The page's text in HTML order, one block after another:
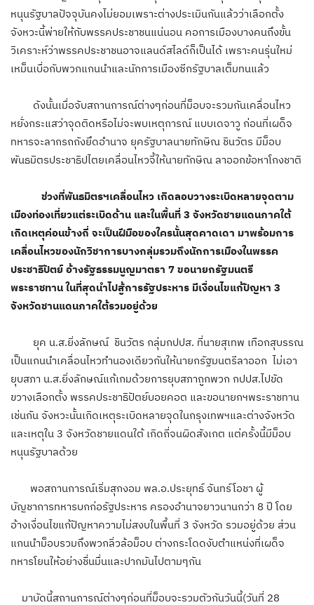
หนุนรัฐบาลปัจจุบันคงไม่ยอมเพราะต่างประเมินกันแล้วว่าเลือกตั้ง
จังหวะนี้พ่ายให้กับพรรคประชาชนแน่นอน คอการเมืองบางคนถึงขั้น
วิเคราะห์ว่าพรรคประชาชนอาจแลนด์สไลด์ก็เป็นได้ เพราะคนรุ่นใหม่
เหม็นเบื่อกับพวกแกนนำและนักการเมืองซีกรัฐบาลเต็มทนแล้ว
ดังนั้นเมื่อจับสถานการณ์ต่างๆก่อนที่ม็อบจะรวมกันเคลื่อนไหว
หยั่งกระแสว่าจุดติดหรือไม่จะพบเหตุการณ์ แบบเดจาวู ก่อนที่เผด็จ
ทหารจะลากรถถังยึดอำนาจ ยุครัฐบาลนายทักษิณ ชินวัตร มีม็อบ
พันธมิตรประชาธิปไตยเคลื่อนไหวจี้ให้นายทักษิณ ลาออกข้อหาโกงชาติ
ช่วงที่พันธมิตรฯเคลื่อนไหว เกิดลอบวางระเบิดหลายจุดตาม
เมืองท่องเที่ยวแต่ระเบิดด้าน และในพื้นที่ 3 จังหวัดชายแดนภาคใต้
เกิดเหตุค่อนข้างถี่ จะเป็นฝีมือของใครนั้นสุดคาดเดา มาพร้อมการ
เคลื่อนไหวของนักวิชาการบางกลุ่มรวมถึงนักการเมืองในพรรค
ประชาธิปัตย์ อ้างรัฐธรรมนูญมาตรา 7 ขอนายกรัฐมนตรี
พระราชทาน ในที่สุดนำไปสู้การรัฐประหาร มีเงื่อนไขแก้ปัญหา 3
จังหวัดชานแดนภาคใต้รวมอยู่ด้วย
ยุค น.ส.ยิ่งลักษณ์ ชินวัตร กลุ่มกปปส. ที่นายสุเทพ เทือกสุบรรณ
เป็นแกนนำเคลื่อนไหวทำนองเดียวกันให้นายกรัฐมนตรีลาออก ไม่เอา
ยุบสภา น.ส.ยิ่งลักษณ์แก้เกมด้วยการยุบสภาถูกพวก กปปส.ไปขัด
ขวางเลือกตั้ง พรรคประชาธิปัตย์บอยคอต และขอนายกฯพระราชทาน
เช่นกัน จังหวะนั้นเกิดเหตุระเบิดหลายจุดในกรุงเทพฯและต่างจังหวัด
และเหตุใน 3 จังหวัดชายแดนใต้ เกิดถี่จนผิดสังเกต แต่ครั้งนี้มีม็อบ
หนุนรัฐบาลด้วย
พอสถานการณ์เริ่มสุกงอม พล.อ.ประยุทธ์ จันทร์โอชา ผู้
บัญชาการทหารบกก่อรัฐประหาร ครองอำนาจยาวนานกว่า 8 ปี โดย
อ้างเงื่อนไขแก้ปัญหาความไม่สงบในพื้นที่ 3 จังหวัด รวมอยู่ด้วย ส่วน
แกนนำม็อบรวมถึงพวกลิ่วล้อม็อบ ต่างกระโดดงับตำแหน่งที่เผด็จ
ทหารโยนให้อย่างชื่นมื่นและปากมันไปตามๆกัน
มาบัดนี้สถานการณ์ต่างๆก่อนที่ม็อบจะรวมตัวกันวันนี้(วันที่ 28